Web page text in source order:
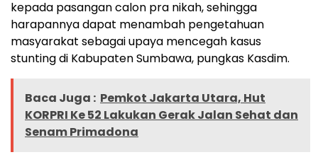
kepada pasangan calon pra nikah, sehingga
harapannya dapat menambah pengetahuan
masyarakat sebagai upaya mencegah kasus
stunting di Kabupaten Sumbawa, pungkas Kasdim.
Baca Juga : Pemkot Jakarta Utara, Hut
KORPRI Ke 52 Lakukan Gerak Jalan Sehat dan
Senam Primadona